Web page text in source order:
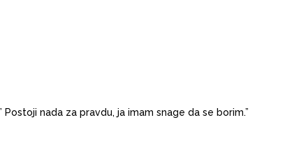
nada za pravdu, ja imam snage da se borim.”